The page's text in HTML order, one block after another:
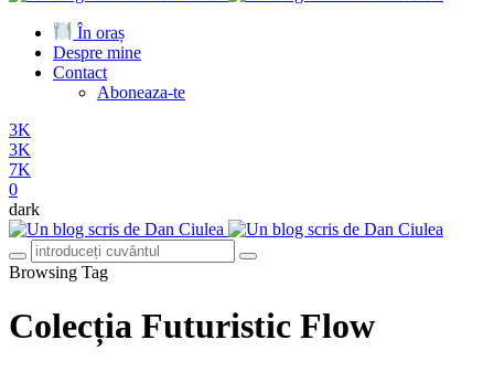
În oraș
Despre mine
Contact
Aboneaza-te
3K
3K
7K
0
dark
Browsing Tag
Colecția Futuristic Flow